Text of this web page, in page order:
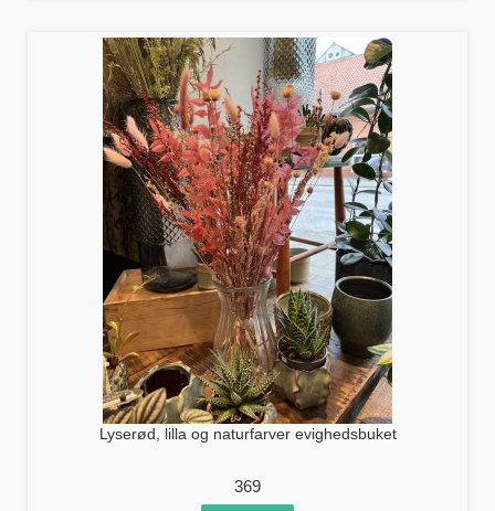
Lyserød, lilla og naturfarver evighedsbuket
369